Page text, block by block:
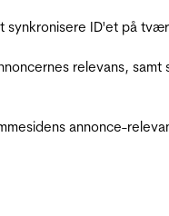
synkronisere ID'et på
relevans, samt
annonce-